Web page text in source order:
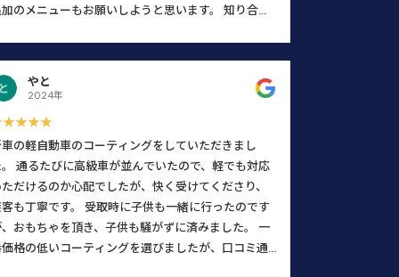
のメニューもお願いしようと思います。 知り合い
やと
2024年
の軽自動車のコーティングをしていただきまし
通るたびに高級車が並んでいたので、軽でも対応
だけるのか心配でしたが、快く受けてくださり、
も丁寧です。 受取時に子供も一緒に行ったのです
おもちゃを頂き、子供も騒がずに済みました。 一
格の低いコーティングを選びましたが、口コミ通